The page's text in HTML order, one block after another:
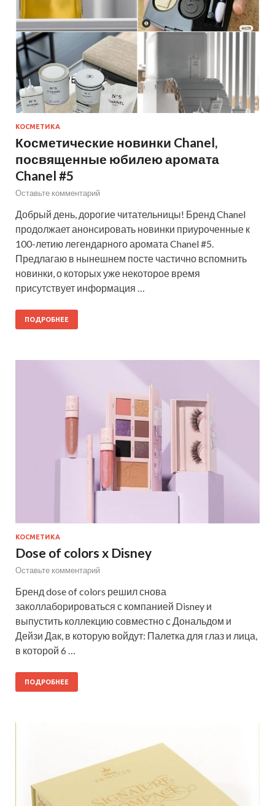
КОСМЕТИКА
Косметические новинки Chanel,
посвященные юбилею аромата
Chanel #5
Оставьте комментарий
Добрый день, дорогие читательницы! Бренд Chanel
продолжает анонсировать новинки приуроченные к
100-летию легендарного аромата Chanel #5.
Предлагаю в нынешнем посте частично вспомнить
новинки, о которых уже некоторое время
присутствует информация …
ПОДРОБНЕЕ
КОСМЕТИКА
Dose of colors x Disney
Оставьте комментарий
Бренд dose of colors решил снова
заколлаборироваться с компанией Disney и
выпустить коллекцию совместно с Дональдом и
Дейзи Дак, в которую войдут: Палетка для глаз и лица,
в которой 6 …
ПОДРОБНЕЕ